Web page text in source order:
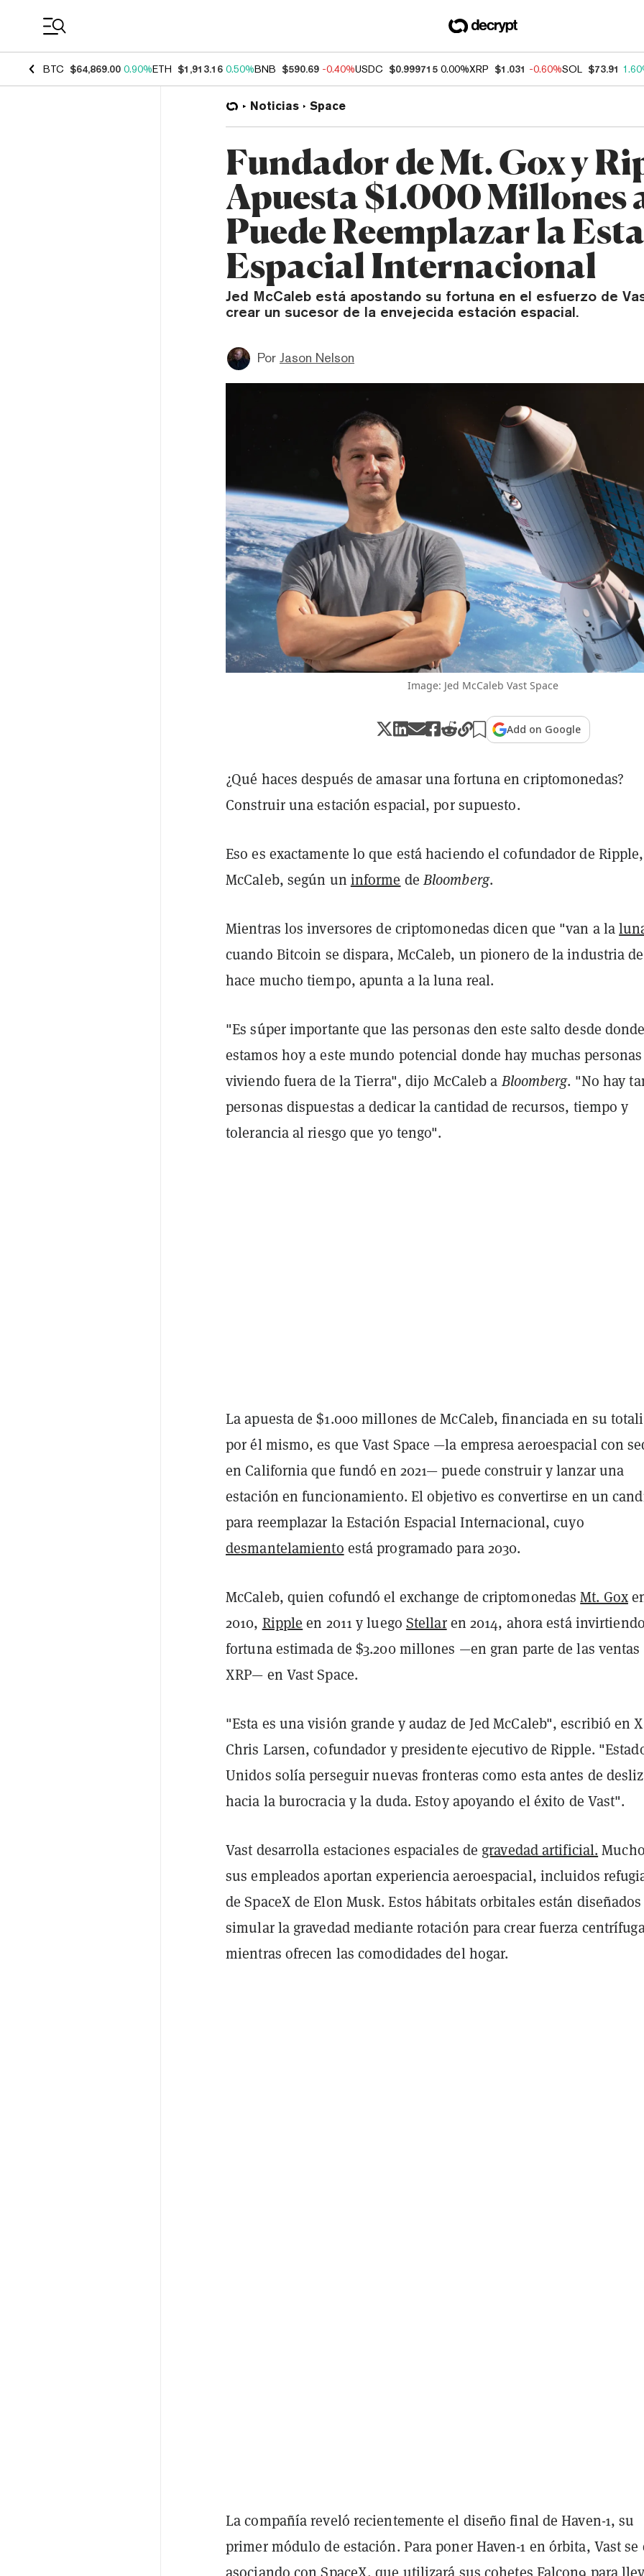
BTC $64,869.00 0.90%ETH $1,913.16 0.50%BNB $590.69 -0.40%USDC $0.999715 0.00%XRP $1.031 -0.60%SOL $73.91
Noticias Space
Fundador de Mt. Gox y
Apuesta $1.000 Millones
Puede Reemplazar la
Espacial Internacional
Jed McCaleb está apostando su fortuna en el esfuerzo de
crear un sucesor de la envejecida estación espacial.
Por Jason Nelson
Image: Jed McCaleb Vast Space
Add on Google
¿Qué haces después de amasar una fortuna en criptomonedas?
Construir una estación espacial, por supuesto.
Eso es exactamente lo que está haciendo el cofundador de
McCaleb, según un informe deBloomberg.
Mientras los inversores de criptomonedas dicen que "van a la
cuando Bitcoin se dispara, McCaleb, un pionero de la industria
hace mucho tiempo, apunta a la luna real.
"Es súper importante que las personas den este salto desde donde
estamos hoy a este mundo potencial donde hay muchas personas
viviendo fuera de la Tierra", dijo McCaleb aBloomberg. "No hay
personas dispuestas a dedicar la cantidad de recursos, tiempo y
tolerancia al riesgo que yo tengo".
La apuesta de $1.000 millones de McCaleb, financiada en su
por él mismo, es que Vast Space —la empresa aeroespacial con
en California que fundó en 2021— puede construir y lanzar una
estación en funcionamiento. El objetivo es convertirse en un
para reemplazar la Estación Espacial Internacional, cuyo
desmantelamiento está programado para 2030.
McCaleb, quien cofundó el exchange de criptomonedasMt. Gox
2010, Ripple en 2011 y luego Stellaren 2014, ahora está
fortuna estimada de $3.200 millones —en gran parte de las ventas
XRP— en Vast Space.
"Esta es una visión grande y audaz de Jed McCaleb", escribió en X
Chris Larsen, cofundador y presidente ejecutivo de Ripple.
Unidos solía perseguir nuevas fronteras como esta antes de
hacia la burocracia y la duda. Estoy apoyando el éxito de Vast".
Vast desarrolla estaciones espaciales de gravedad artificial.
sus empleados aportan experiencia aeroespacial, incluidos
de SpaceX de Elon Musk. Estos hábitats orbitales están
simular la gravedad mediante rotación para crear fuerza
mientras ofrecen las comodidades del hogar.
La compañía reveló recientemente el diseño final de Haven-1, su
primer módulo de estación. Para poner Haven-1 en órbita, Vast se
asociando con SpaceX, que utilizará sus cohetes Falcon9 para